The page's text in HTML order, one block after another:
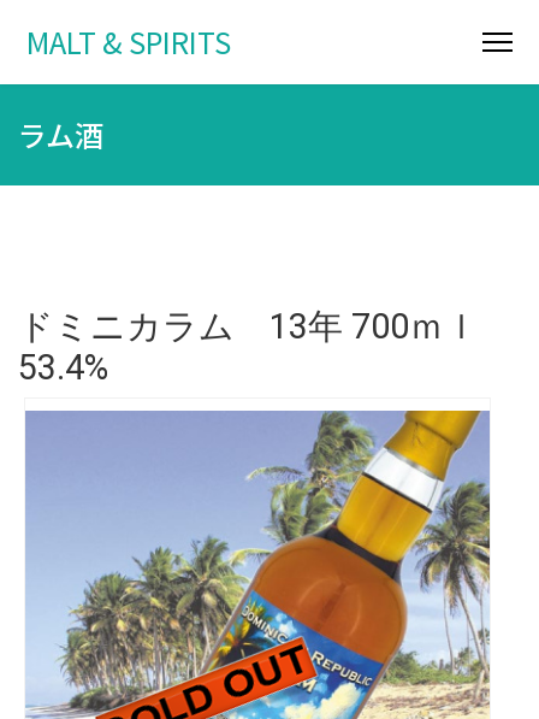
MALT & SPIRITS
ラム酒
ドミニカラム 13年 700ｍｌ
53.4%